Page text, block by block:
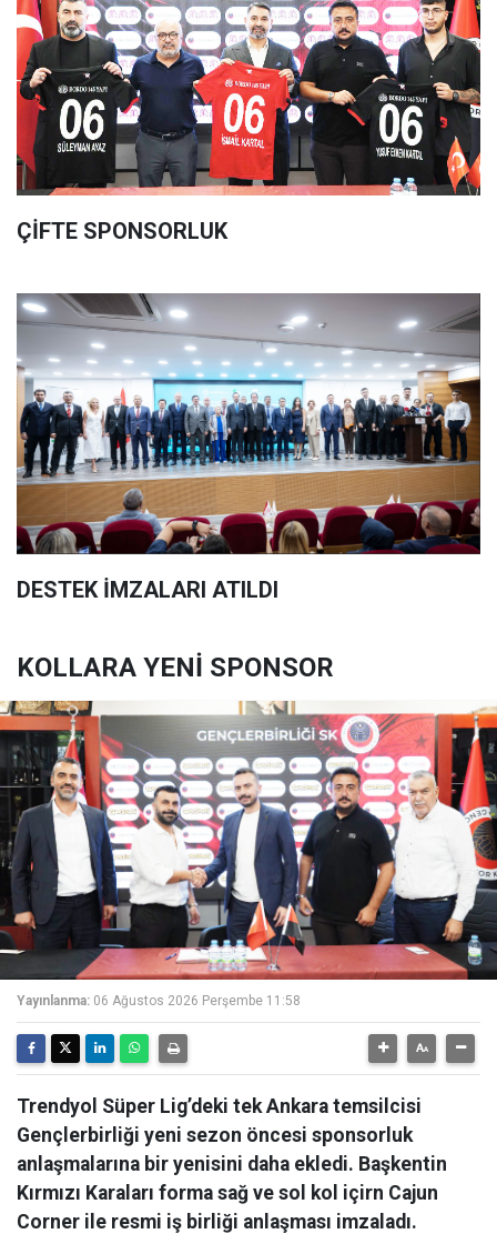
ÇİFTE SPONSORLUK
DESTEK İMZALARI ATILDI
KOLLARA YENİ SPONSOR
Yayınlanma: 06 Ağustos 2026 Perşembe 11:58
Trendyol Süper Lig’deki tek Ankara temsilcisi
Gençlerbirliği yeni sezon öncesi sponsorluk
anlaşmalarına bir yenisini daha ekledi. Başkentin
Kırmızı Karaları forma sağ ve sol kol içirn Cajun
Corner ile resmi iş birliği anlaşması imzaladı.